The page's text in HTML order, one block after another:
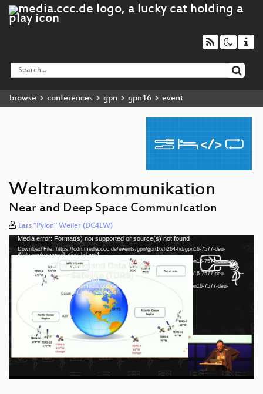
browse conferences gpn gpn16 event
Weltraumkommunikation
Near and Deep Space Communication
Lars “Pylon” Weiler (DC4LW)
Video
Player
Media error: Format(s) not supported or source(s) not found
Download File: https://cdn.media.ccc.de/events/gpn/gpn16/h264-hd/gpn16-7577-deu-
Weltraumkommunikation_hd.mp4
Download File: https://cdn.media.ccc.de/events/gpn/gpn16/webm-hd/gpn16-7577-deu-
Weltraumkommunikation_webm-hd.webm
Download File: https://cdn.media.ccc.de/events/gpn/gpn16/h264-sd/gpn16-7577-deu-
Weltraumkommunikation_sd.mp4
Download File: https://cdn.media.ccc.de/events/gpn/gpn16/webm-sd/gpn16-7577-deu-
Weltraumkommunikation_webm-sd.webm
deu 1080p (mp4)
deu 1080p (webm)
deu 576p (mp4)
deu 576p (webm)